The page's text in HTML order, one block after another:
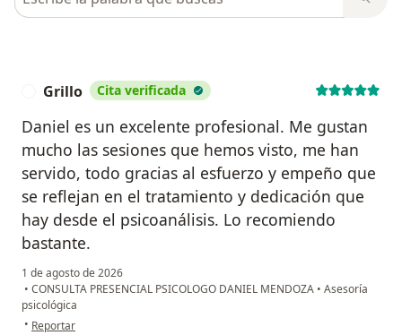
Grillo Cita verificada
Daniel es un excelente profesional. Me gustan
mucho las sesiones que hemos visto, me han
servido, todo gracias al esfuerzo y empeño que
se reflejan en el tratamiento y dedicación que
hay desde el psicoanálisis. Lo recomiendo
bastante.
1 de agosto de 2026
• CONSULTA PRESENCIAL PSICOLOGO DANIEL MENDOZA • Asesoría
psicológica
• en opinión del usuario Grillo
Reportar